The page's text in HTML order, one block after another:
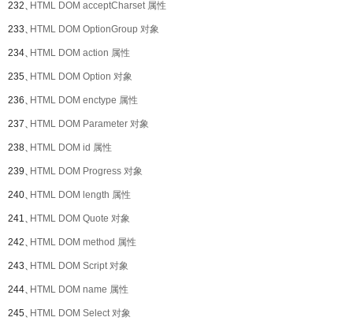
232、HTML DOM acceptCharset 属性
233、HTML DOM OptionGroup 对象
234、HTML DOM action 属性
235、HTML DOM Option 对象
236、HTML DOM enctype 属性
237、HTML DOM Parameter 对象
238、HTML DOM id 属性
239、HTML DOM Progress 对象
240、HTML DOM length 属性
241、HTML DOM Quote 对象
242、HTML DOM method 属性
243、HTML DOM Script 对象
244、HTML DOM name 属性
245、HTML DOM Select 对象